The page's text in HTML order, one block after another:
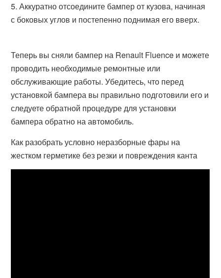
Аккуратно отсоедините бампер от кузова, начиная
с боковых углов и постепенно поднимая его вверх.
Теперь вы сняли бампер на Renault Fluence и можете
проводить необходимые ремонтные или
обслуживающие работы. Убедитесь, что перед
установкой бампера вы правильно подготовили его и
следуете обратной процедуре для установки
бампера обратно на автомобиль.
Как разобрать условно неразборные фары на
жестком герметике без резки и повреждения канта